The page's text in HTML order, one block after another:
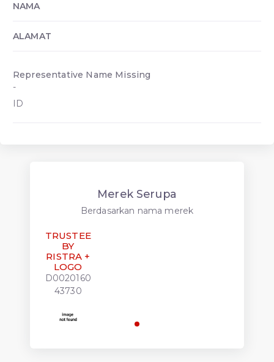
NAMA
ALAMAT
Representative Name Missing
-
ID
Merek Serupa
Berdasarkan nama merek
TRUSTEE
BY
RISTRA +
LOGO
D0020160
43730